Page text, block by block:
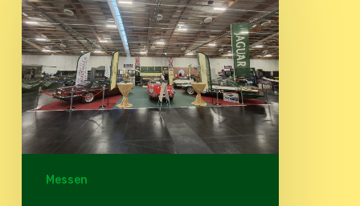
bei
der
Classic
Expo
Salzburg
Messen